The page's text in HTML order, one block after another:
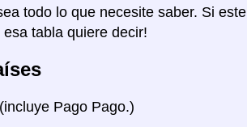
todo lo que necesite saber. Si este
tabla quiere decir!
Pago Pago.)